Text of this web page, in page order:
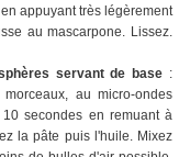
appuyant très légèrement
au mascarpone. Lissez.
servant de base :
au micro-ondes
secondes en remuant à
la pâte puis l'huile. Mixez